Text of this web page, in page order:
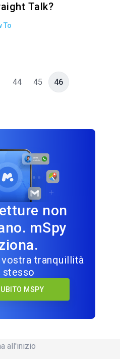
Talk?
To
44 45 46
non
mSpy
tranquillità
stesso
MSPY
all'inizio